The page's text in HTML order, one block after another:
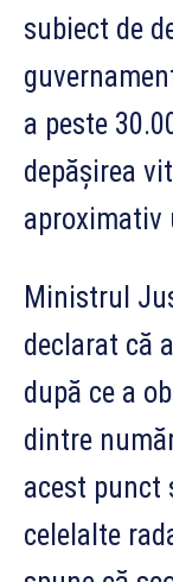
subiect de
a peste
depășirea
aproximativ
Ministrul
declarat că
după ce a
dintre
acest punct
celelalte